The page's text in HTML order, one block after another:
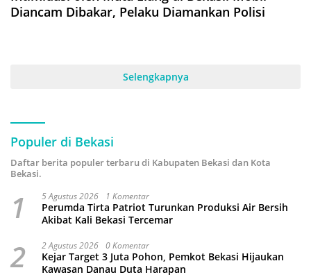
Diancam Dibakar, Pelaku Diamankan Polisi
Selengkapnya
Populer di Bekasi
Daftar berita populer terbaru di Kabupaten Bekasi dan Kota
Bekasi.
1 5 Agustus 2026 1 Komentar
Perumda Tirta Patriot Turunkan Produksi Air Bersih
Akibat Kali Bekasi Tercemar
2 2 Agustus 2026 0 Komentar
Kejar Target 3 Juta Pohon, Pemkot Bekasi Hijaukan
Kawasan Danau Duta Harapan